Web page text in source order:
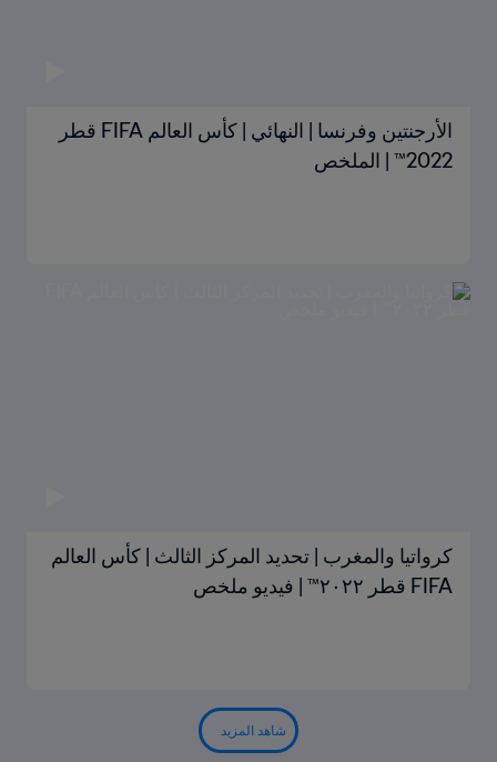
الأرجنتين وفرنسا | النهائي | كأس العالم FIFA قطر
2022™ | الملخص
كرواتيا والمغرب | تحديد المركز الثالث | كأس العالم
FIFA قطر ٢٠٢٢™ | فيديو ملخص
شاهد المزيد